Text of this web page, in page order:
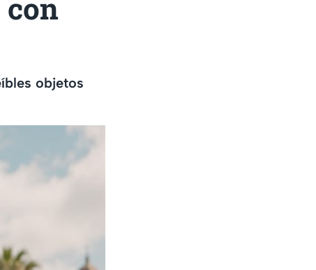
con
objetos